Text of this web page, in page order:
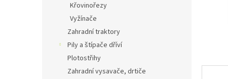
Křovinořezy
Vyžínače
Zahradní traktory
Pily a štípače dříví
Plotostřihy
Zahradní vysavače, drtiče